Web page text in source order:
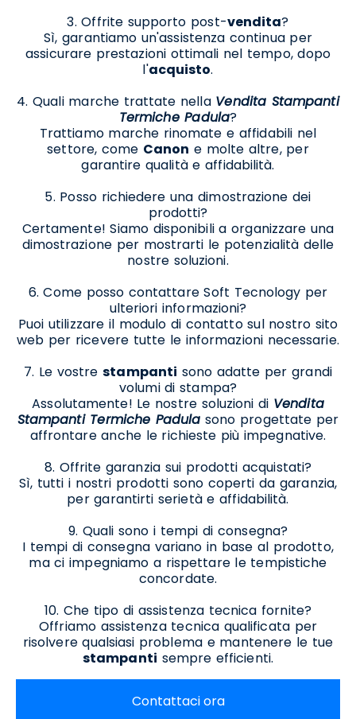
3. Offrite supporto post-vendita?
Sì, garantiamo un'assistenza continua per
assicurare prestazioni ottimali nel tempo, dopo
l'acquisto.
4. Quali marche trattate nella Vendita Stampanti
Termiche Padula?
Trattiamo marche rinomate e affidabili nel
settore, come Canon e molte altre, per
garantire qualità e affidabilità.
5. Posso richiedere una dimostrazione dei
prodotti?
Certamente! Siamo disponibili a organizzare una
dimostrazione per mostrarti le potenzialità delle
nostre soluzioni.
6. Come posso contattare Soft Tecnology per
ulteriori informazioni?
Puoi utilizzare il modulo di contatto sul nostro sito
web per ricevere tutte le informazioni necessarie.
7. Le vostrestampanti sono adatte per grandi
volumi di stampa?
Assolutamente! Le nostre soluzioni di Vendita
Stampanti Termiche Padula sono progettate per
affrontare anche le richieste più impegnative.
8. Offrite garanzia sui prodotti acquistati?
Sì, tutti i nostri prodotti sono coperti da garanzia,
per garantirti serietà e affidabilità.
9. Quali sono i tempi di consegna?
I tempi di consegna variano in base al prodotto,
ma ci impegniamo a rispettare le tempistiche
concordate.
10. Che tipo di assistenza tecnica fornite?
Offriamo assistenza tecnica qualificata per
risolvere qualsiasi problema e mantenere le tue
stampanti sempre efficienti.
Contattaci ora